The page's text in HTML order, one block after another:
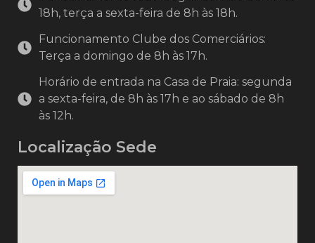
18h, terça a sexta-feira de 8h às 18h.
Funcionamento Clube dos Comerciários:
Terça a domingo de 8h às 17h.
Horário de entrada na Casa de Praia: segunda
a sexta-feira, de 8h às 17h e ao sábado de 8h
às 12h.
Localização Sede